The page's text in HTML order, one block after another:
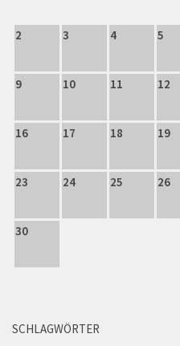
2 3 4 5
9 10 11 12
16 17 18 19
23 24 25 26
30
SCHLAGWÖRTER